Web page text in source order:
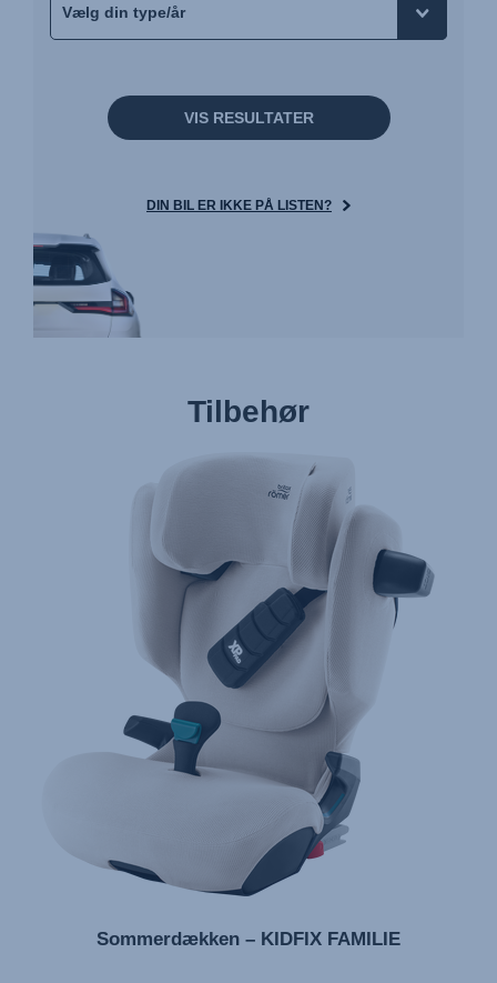
VIS RESULTATER
DIN BIL ER IKKE PÅ LISTEN?
Tilbehør
Sommerdækken – KIDFIX FAMILIE